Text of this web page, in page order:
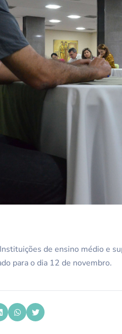
de ensino médio e
para o dia 12 de novembro.